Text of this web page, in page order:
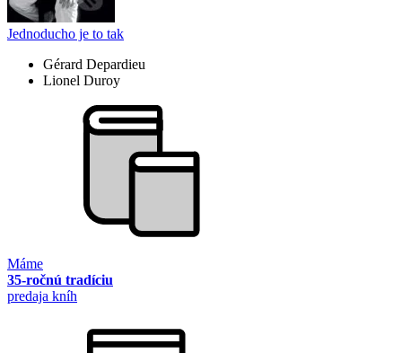
Jednoducho je to tak
Gérard Depardieu
Lionel Duroy
Máme
35-ročnú tradíciu
predaja kníh